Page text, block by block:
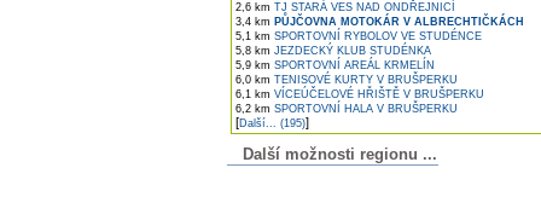
2,6 km TJ STARÁ VES NAD ONDŘEJNICÍ
3,4 km PŮJČOVNA MOTOKÁR V ALBRECHTIČKÁCH
5,1 km SPORTOVNÍ RYBOLOV VE STUDÉNCE
5,8 km JEZDECKÝ KLUB STUDÉNKA
5,9 km SPORTOVNÍ AREÁL KRMELÍN
6,0 km TENISOVÉ KURTY V BRUŠPERKU
6,1 km VÍCEÚČELOVÉ HŘIŠTĚ V BRUŠPERKU
6,2 km SPORTOVNÍ HALA V BRUŠPERKU
[Další... (195)]
Další možnosti regionu ...